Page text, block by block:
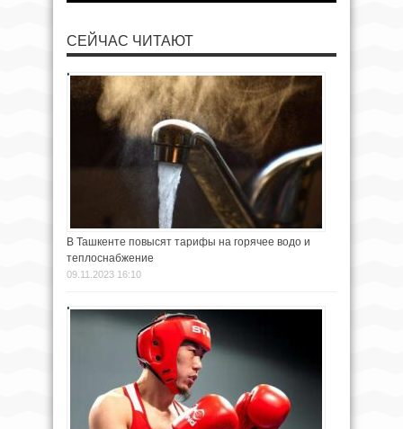
СЕЙЧАС ЧИТАЮТ
В Ташкенте повысят тарифы на горячее водо и
теплоснабжение
09.11.2023 16:10